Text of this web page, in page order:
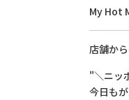
My Hot
店舗か
"＼ニッ
今日も